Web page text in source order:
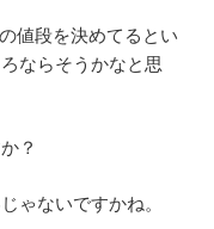
値段を決めてるとい
ならそうかなと思
？
ゃないですかね。